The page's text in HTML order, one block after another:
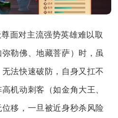
面对主流强势英雄难以取
勒佛、地藏菩萨）时，虽
法快速破防，自身又扛不
机动刺客（如金角大王、
移，一旦被近身秒杀风险